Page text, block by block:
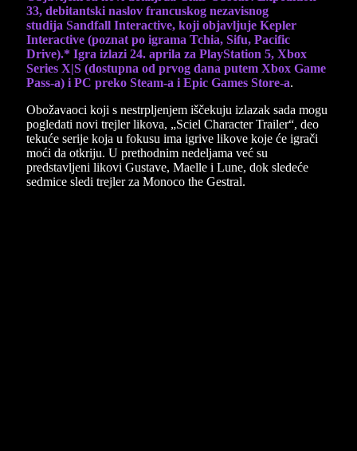
33, debitantski naslov francuskog nezavisnog
studija Sandfall Interactive, koji objavljuje Kepler
Interactive (poznat po igrama Tchia, Sifu, Pacific
Drive).* Igra izlazi 24. aprila za PlayStation 5, Xbox
Series X|S (dostupna od prvog dana putem Xbox Game
Pass-a) i PC preko Steam-a i Epic Games Store-a.
Obožavaoci koji s nestrpljenjem iščekuju izlazak sada mogu
pogledati novi trejler likova, „Sciel Character Trailer“, deo
tekuće serije koja u fokusu ima igrive likove koje će igrači
moći da otkriju. U prethodnim nedeljama već su
predstavljeni likovi Gustave, Maelle i Lune, dok sledeće
sedmice sledi trejler za Monoco the Gestral.